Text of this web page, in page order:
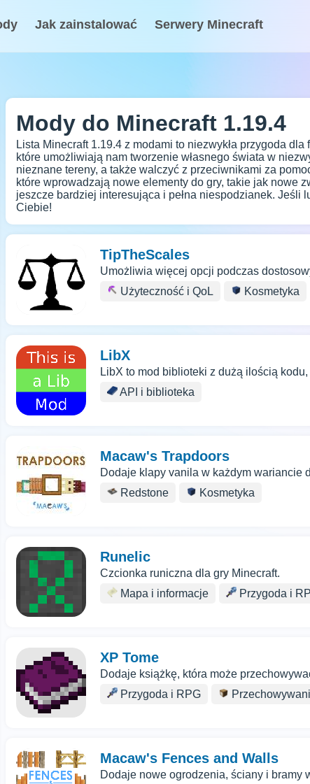
Jak zainstalować Serwery Minecraft
Mody do Minecraft 1.19.4
Lista Minecraft 1.19.4 z modami to niezwykła przygoda
które umożliwiają nam tworzenie własnego świata w
nieznane tereny, a także walczyć z przeciwnikami za
które wprowadzają nowe elementy do gry, takie jak nowe
jeszcze bardziej interesująca i pełna niespodzianek. Jeśli
Ciebie!
TipTheScales
Umożliwia więcej opcji podczas
Użyteczność i QoL
Kosmetyka
LibX
LibX to mod biblioteki z dużą ilością
API i biblioteka
Macaw's Trapdoors
Dodaje klapy vanila w każdym wariancie
Redstone
Kosmetyka
Runelic
Czcionka runiczna dla gry Minecraft.
Mapa i informacje
Przygoda i
XP Tome
Dodaje książkę, która może
Przygoda i RPG
Macaw's Fences and Walls
Dodaje nowe ogrodzenia, ściany i bramy